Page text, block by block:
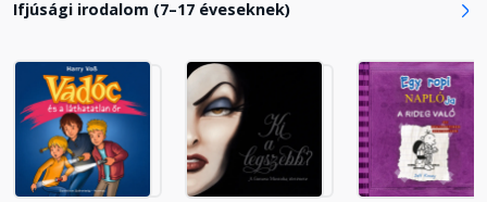
17. fejezet
Fejezet hossza: 00:23:25
18. fejezet
Fejezet hossza: 00:24:38
Ifjúsági irodalom (7–17 éveseknek)